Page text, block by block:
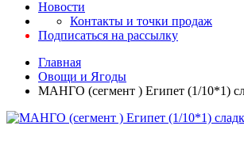
Новости
Контакты и точки продаж
Подписаться на рассылку
Главная
Овощи и Ягоды
МАНГО (сегмент ) Египет (1/10*1)